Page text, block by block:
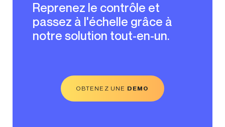
Reprenez le contrôle et
passez à l'échelle grâce à
notre solution tout-en-un.
OBTENEZ UNE DEMO